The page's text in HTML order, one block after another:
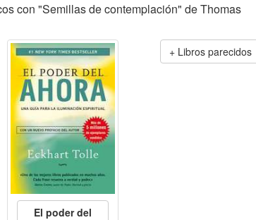
con "Semillas de contemplación" de Thomas
El poder del
Libros parecidos